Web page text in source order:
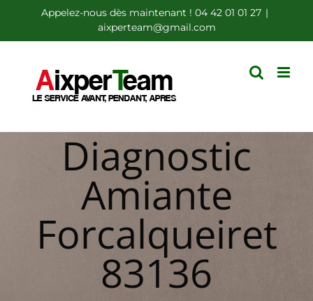
au
contenu
Appelez-nous dès maintenant ! 04 42 01 01 27 |
aixperteam@gmail.com
Diagnostic
Amiante
Forcalqueiret
83136